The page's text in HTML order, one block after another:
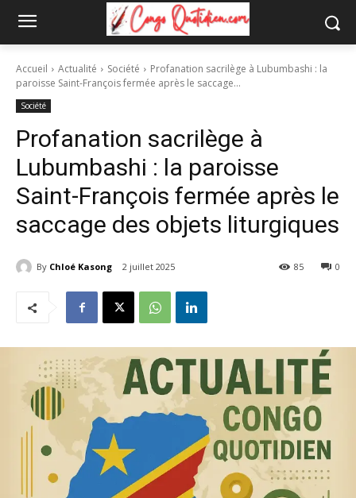
Accueil Actualité Société
Profanation sacrilège à Lubumbashi : la
paroisse Saint-François fermée après le saccage...
Société
Profanation sacrilège à
Lubumbashi : la paroisse
Saint-François fermée après le
saccage des objets liturgiques
By Chloé Kasong 2 juillet 2025 0
85